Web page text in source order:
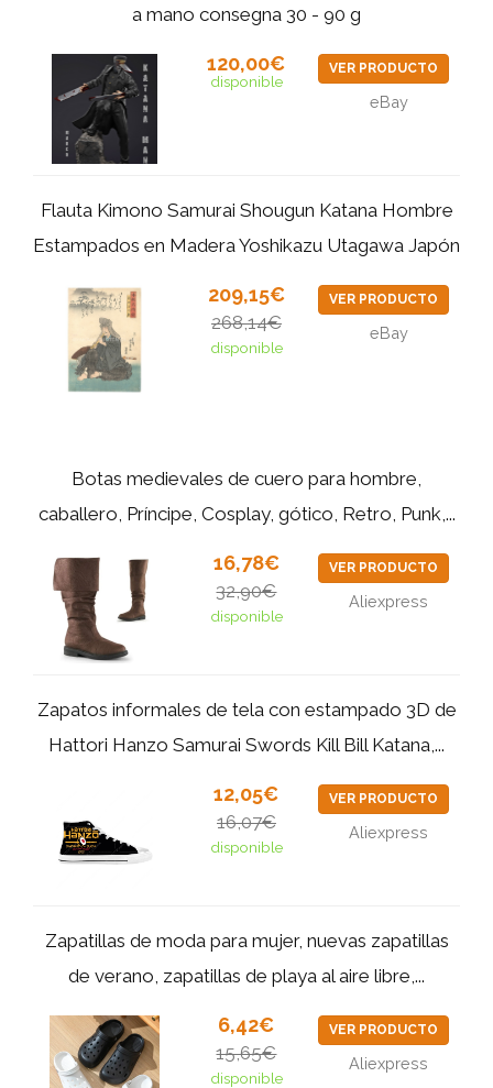
a mano consegna 30 - 90 g
120,00€
disponible
VER PRODUCTO
eBay
Flauta Kimono Samurai Shougun Katana Hombre
Estampados en Madera Yoshikazu Utagawa Japón
209,15€
268,14€
disponible
VER PRODUCTO
eBay
Botas medievales de cuero para hombre,
caballero, Príncipe, Cosplay, gótico, Retro, Punk,...
16,78€
32,90€
disponible
VER PRODUCTO
Aliexpress
Zapatos informales de tela con estampado 3D de
Hattori Hanzo Samurai Swords Kill Bill Katana,...
12,05€
16,07€
disponible
VER PRODUCTO
Aliexpress
Zapatillas de moda para mujer, nuevas zapatillas
de verano, zapatillas de playa al aire libre,...
6,42€
15,65€
disponible
VER PRODUCTO
Aliexpress